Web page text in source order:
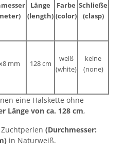
Länge
(length)
Farbe
(color)
Schließe
(clasp)
mm 128 cm
weiß
(white)
keine
(none)
eine Halskette ohne
Länge von ca. 128 cm,
(Durchmesser:
in Naturweiß.